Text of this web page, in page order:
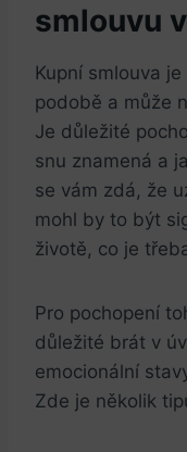
smlouvu
Kupní smlouva
podobě a může
Je důležité
snu znamená a
se vám zdá, že
mohl by to být
životě, co je
Pro pochopení
důležité brát v
emocionální
Zde je několik